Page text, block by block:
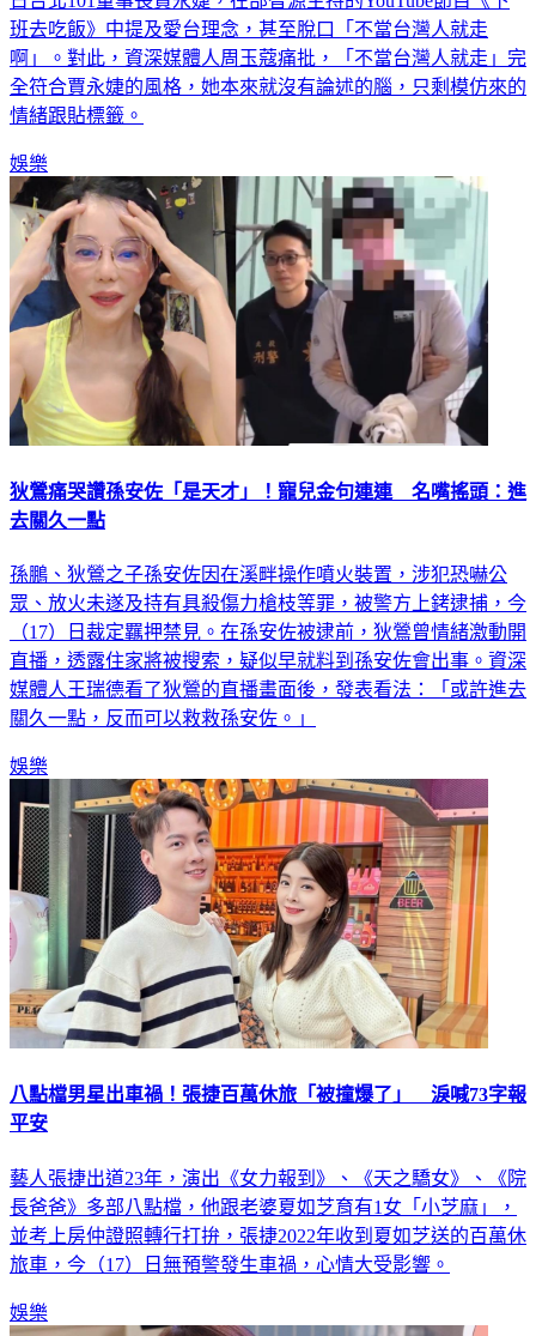
班去吃飯》中提及愛台理念，甚至脫口「不當台灣人就走
啊」。對此，資深媒體人周玉蔻痛批，「不當台灣人就走」完
全符合賈永婕的風格，她本來就沒有論述的腦，只剩模仿來的
情緒跟貼標籤。
娛樂
狄鶯痛哭讚孫安佐「是天才」！寵兒金句連連 名嘴搖頭：進
去關久一點
孫鵬、狄鶯之子孫安佐因在溪畔操作噴火裝置，涉犯恐嚇公
眾、放火未遂及持有具殺傷力槍枝等罪，被警方上銬逮捕，今
（17）日裁定羈押禁見。在孫安佐被逮前，狄鶯曾情緒激動開
直播，透露住家將被搜索，疑似早就料到孫安佐會出事。資深
媒體人王瑞德看了狄鶯的直播畫面後，發表看法：「或許進去
關久一點，反而可以救救孫安佐。」
娛樂
八點檔男星出車禍！張捷百萬休旅「被撞爆了」 淚喊73字報
平安
藝人張捷出道23年，演出《女力報到》、《天之驕女》、《院
長爸爸》多部八點檔，他跟老婆夏如芝育有1女「小芝麻」，
並考上房仲證照轉行打拚，張捷2022年收到夏如芝送的百萬休
旅車，今（17）日無預警發生車禍，心情大受影響。
娛樂